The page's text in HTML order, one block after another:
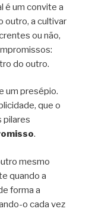
é um convite a
outro, a cultivar
ou não,
do outro.
um presépio.
que o
pilares
.
mesmo
quando a
forma a
o cada vez